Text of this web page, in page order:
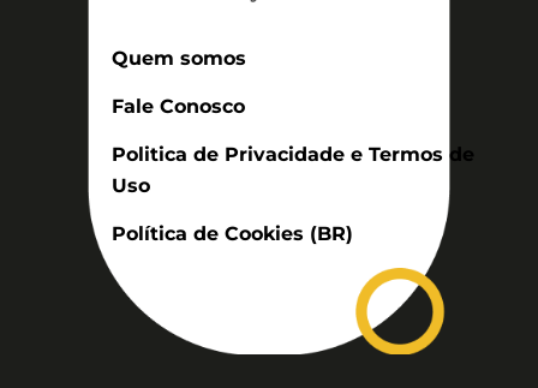
Quem somos
Fale Conosco
Politica de Privacidade e Termos de
Uso
Política de Cookies (BR)